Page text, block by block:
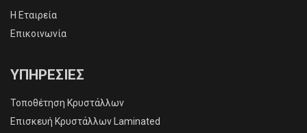
Η Εταιρεία
Επικοινωνία
ΥΠΗΡΕΣΙΕΣ
Τοποθέτηση Κρυστάλλων
Επισκευή Κρυστάλλων Laminated